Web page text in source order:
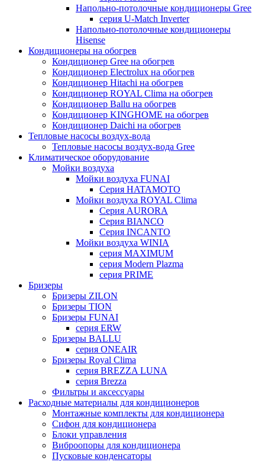
Напольно-потолочные кондиционеры Gree
серия U-Match Inverter
Напольно-потолочные кондиционеры
Hisense
Кондиционеры на обогрев
Кондиционер Gree на обогрев
Кондиционер Electrolux на обогрев
Кондиционер Hitachi на обогрев
Кондиционер ROYAL Clima на обогрев
Кондиционер Ballu на обогрев
Кондиционер KINGHOME на обогрев
Кондиционер Daichi на обогрев
Тепловые насосы воздух-вода
Тепловые насосы воздух-вода Gree
Климатическое оборудование
Мойки воздуха
Мойки воздуха FUNAI
Серия HATAMOTO
Мойки воздуха ROYAL Clima
Серия AURORA
Серия BIANCO
Серия INCANTO
Мойки воздуха WINIA
серия MAXIMUM
серия Modern Plazma
серия PRIME
Бризеры
Бризеры ZILON
Бризеры TION
Бризеры FUNAI
серия ERW
Бризеры BALLU
серия ONEAIR
Бризеры Royal Clima
серия BREZZA LUNA
серия Brezza
Фильтры и аксессуары
Расходные материалы для кондиционеров
Монтажные комплекты для кондиционера
Сифон для кондиционера
Блоки управления
Виброопоры для кондиционера
Пусковые конденсаторы